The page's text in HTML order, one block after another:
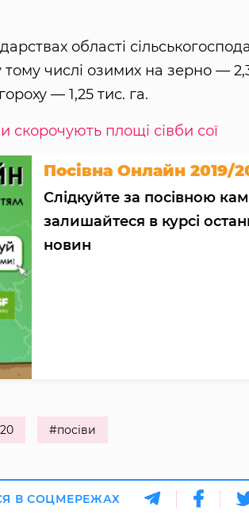
області
числі озимих на зерно —
— 1,25 тис. га.
скорочують площі сівби сої
Посівна Онлайн 2019/
Слідкуйте за посівною
залишайтеся в курсі
новин
#посіви
В СОЦМЕРЕЖАХ